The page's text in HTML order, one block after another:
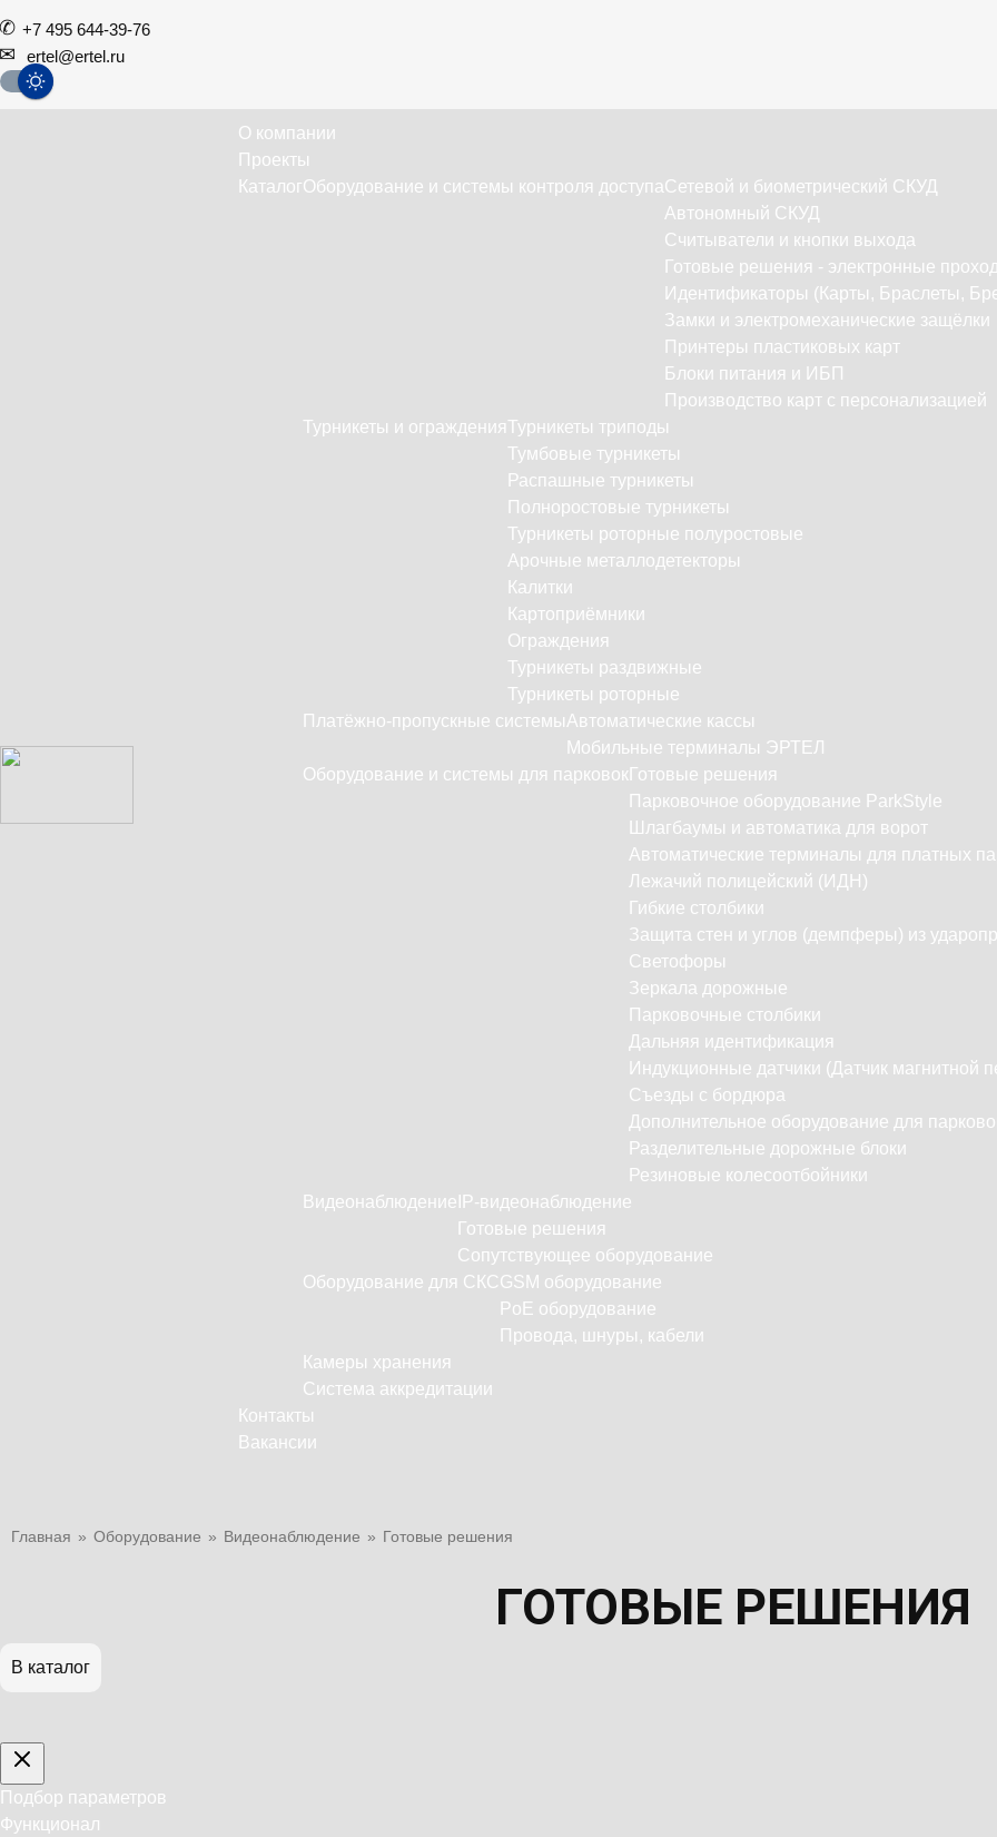
+7 495 644-39-76
ertel@ertel.ru
О компании
Проекты
КаталогОборудование и системы контроля доступаСетевой и биометрический СКУД
Автономный СКУД
Считыватели и кнопки выхода
Готовые решения - электронные
Идентификаторы (Карты, Браслеты,
Замки и электромеханические защёлки
Принтеры пластиковых карт
Блоки питания и ИБП
Производство карт с персонализацией
Турникеты и огражденияТурникеты триподы
Тумбовые турникеты
Распашные турникеты
Полноростовые турникеты
Турникеты роторные полуростовые
Арочные металлодетекторы
Калитки
Картоприёмники
Ограждения
Турникеты раздвижные
Турникеты роторные
Платёжно-пропускные системыАвтоматические кассы
Мобильные терминалы ЭРТЕЛ
Оборудование и системы для парковок Готовые решения
Парковочное оборудование ParkStyle
Шлагбаумы и автоматика для ворот
Автоматические терминалы для платных
Лежачий полицейский (ИДН)
Гибкие столбики
Защита стен и углов (демпферы) из
Светофоры
Зеркала дорожные
Парковочные столбики
Дальняя идентификация
Индукционные датчики (Датчик магнитной
Съезды с бордюра
Дополнительное оборудование для
Разделительные дорожные блоки
Резиновые колесоотбойники
Видеонаблюдение IP-видеонаблюдение
Готовые решения
Сопутствующее оборудование
Оборудование для СКСGSM оборудование
PoE оборудование
Провода, шнуры, кабели
Камеры хранения
Система аккредитации
Контакты
Вакансии
Главная » Оборудование » Видеонаблюдение » Готовые решения
ГОТОВЫЕ РЕШЕНИЯ
В каталог
Подбор параметров
Функционал